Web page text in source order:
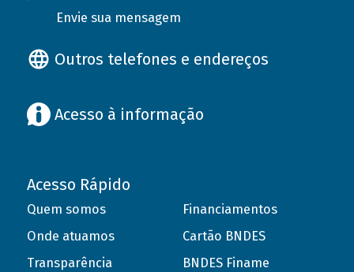
Envie sua mensagem
Outros telefones e endereços
Acesso à informação
Acesso Rápido
Quem somos
Onde atuamos
Transparência
Financiamentos
Cartão BNDES
BNDES Finame